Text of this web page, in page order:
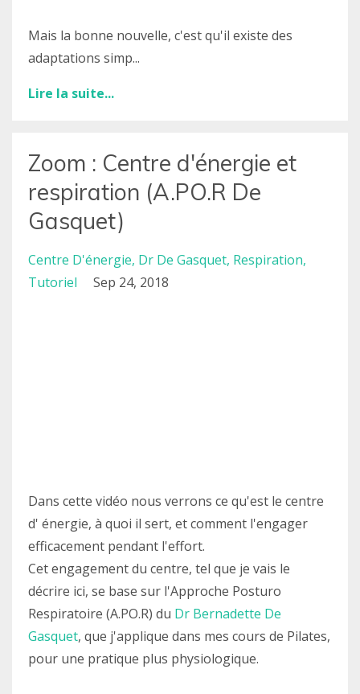
Mais la bonne nouvelle, c'est qu'il existe des
adaptations simp...
Lire la suite...
Zoom : Centre d'énergie et
respiration (A.PO.R De
Gasquet)
Centre D'énergie Dr De Gasquet Respiration
Tutoriel
Sep 24, 2018
Dans cette vidéo nous verrons ce qu'est le centre
d' énergie, à quoi il sert, et comment l'engager
efficacement pendant l'effort.
Cet engagement du centre, tel que je vais le
décrire ici, se base sur l'Approche Posturo
Respiratoire (A.PO.R) du Dr Bernadette De
Gasquet, que j'applique dans mes cours de Pilates,
pour une pratique plus physiologique.